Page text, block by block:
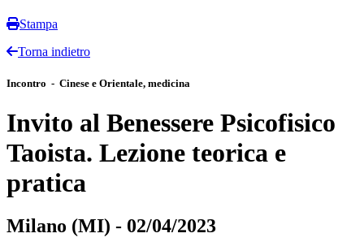
Stampa
Torna indietro
Incontro - Cinese e Orientale, medicina
Invito al Benessere Psicofisico
Taoista. Lezione teorica e
pratica
Milano (MI) - 02/04/2023